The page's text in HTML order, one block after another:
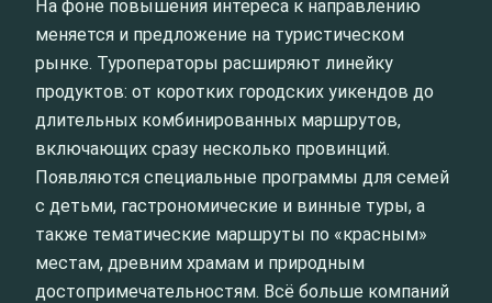
На фоне повышения интереса к направлению
меняется и предложение на туристическом
рынке. Туроператоры расширяют линейку
продуктов: от коротких городских уикендов до
длительных комбинированных маршрутов,
включающих сразу несколько провинций.
Появляются специальные программы для семей
с детьми, гастрономические и винные туры, а
также тематические маршруты по «красным»
местам, древним храмам и природным
достопримечательностям. Всё больше компаний